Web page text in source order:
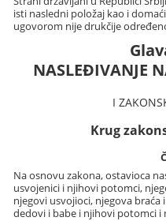
isti nasledni položaj kao i
ugovorom nije drukčije
NASLEĐIVANJE
I
Krug
Na osnovu zakona, ostavioca
usvojenici i njihovi potomci,
njegovi usvojioci, njegova
dedovi i babe i njihovi potomci i